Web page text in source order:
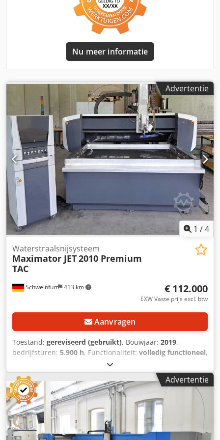
10.000 mm/min - Z-as aanvoersnelheid: 4.000 mm/min
Technische gegevens: - 1 x Fanuc GE 300 i (NANO CNC)
SYSTEEM Stuurfuncties: • 15-inch kleur flatpanel (resolutie
1024 x 768) • Machinebedieningspaneel • 1,5 GHz Pentium
III-processor • Verticale en horizontale softkey-balk • Slank
bedieningspaneel met QWERTY-toetsenbord • 40 GB
programmageheugen (harde schijf) • 2 MB RAM voor
Handbedieningsunit (afstandsbediening) voor eenvoudige
aspositionering – 1 x MPG-unit – 6 x WJS-standaard
snijkoppen gemonteerd op houders (2 x 3 stuks) – 6 x SM
3000 abrasief-doseerapparaat – 1 x IGEMS Standaard of
Professional – 1 x documentatie – 2 x abrasiefhouders van
1.500 l – 1 x slibafvoersysteem, 3 x membraanpompen – 1 x
afvalwatercontainer 1.500 l – 1 x cascadecontainer – 1 x
nieuwe snijcontainer van roestvrij staal (4 x 6,7 m) - 10 m
hogedrukleidingen met koppelingen - 1 x KMT
hogedrukpomp, 100 pk, 4.100 bar, slechts 9.500
bedrijfsuren - Installatie en onderhoud door WJS-
personeel Machineaansluiting: Elektrische aansluiting: 3 x
400 V+N+PE, 25 A, 50 Hz Persluchtaansluiting: 600 l/min
Werkdruk perslucht (technisch droog): 6,5 bar
Nu meer informatie
Advertentie
1 /4
Schweinfurt 413 km
Waterstraalsnijsysteem
Maximator JET2010 Premium
TAC
€ 112.000
EXW Vaste prijs excl. btw
Aanvragen
Toestand: gereviseerd (gebruikt), Bouwjaar: 2019,
bedrijfsturen: 5.900 h, Functionaliteit: volledig functioneel,
Waterstraalsnij-installatie 2010 Premium TAC Uit vorige
eigendom, na complete service in 02.2026 onderhouden,
gekeurd en direct inzetbaar, Certificaat Maximator JET
Beschikbaarheid: binnen 4 weken Bouwjaar snijtafel: 2019
Bedrijfsuren snijtafel: 5.900 u • Effectief snijbereik 2.000
(brug) x 1.000 mm • Z-as CNC vrije hoogte 200 mm met
Quick UP • Snijkop TAC12, A/B +/- 12° • Automatische
hoogtemeting en botsingsbeveiliging • CNC-besturing NUM
Advertentie